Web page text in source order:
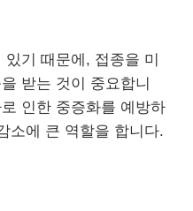
기 때문에, 접종을 미
받는 것이 중요합니
인한 중증화를 예방하
소에 큰 역할을 합니다.